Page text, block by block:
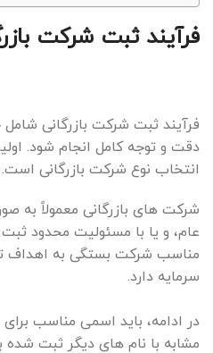
فرآیند ثبت شرکت
فرآیند ثبت شرکت بازرگانی
دقت و توجه کامل انجام شود.
انتخاب نوع شرکت بازرگانی است.
شرکت های بازرگانی معمولاً
عام، و یا با مسئولیت محدود
مناسب شرکت بستگی به اهداف
سرمایه دارد.
در ادامه، باید اسمی مناسب
مشابه با نام های دیگر ثبت شده